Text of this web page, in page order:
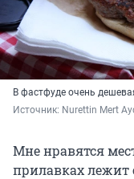
В фастфуде очень
Источник: Nurettin Mert
Мне нравятся
прилавках лежит